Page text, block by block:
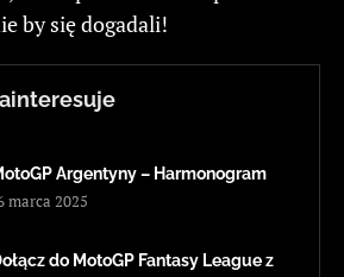
by się dogadali!
Argentyny – Harmonogram
marca 2025
do MotoGP Fantasy League z